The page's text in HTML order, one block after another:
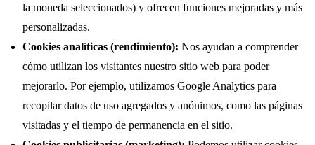
la moneda seleccionados) y ofrecen funciones mejoradas y más
personalizadas.
Cookies analíticas (rendimiento): Nos ayudan a comprender
cómo utilizan los visitantes nuestro sitio web para poder
mejorarlo. Por ejemplo, utilizamos Google Analytics para
recopilar datos de uso agregados y anónimos, como las páginas
visitadas y el tiempo de permanencia en el sitio.